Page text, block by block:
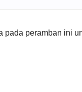
pada peramban ini